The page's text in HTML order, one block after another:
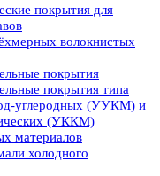
покрытия для
волокнистых
покрытия
покрытия типа
углеродных (УУКМ) и
(УККМ)
материалов
холодного